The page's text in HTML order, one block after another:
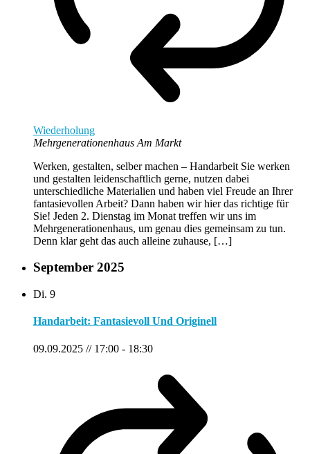
Wiederholung
Mehrgenerationenhaus Am Markt
Werken, gestalten, selber machen – Handarbeit Sie werken
und gestalten leidenschaftlich gerne, nutzen dabei
unterschiedliche Materialien und haben viel Freude an Ihrer
fantasievollen Arbeit? Dann haben wir hier das richtige für
Sie! Jeden 2. Dienstag im Monat treffen wir uns im
Mehrgenerationenhaus, um genau dies gemeinsam zu tun.
Denn klar geht das auch alleine zuhause, […]
September 2025
Di. 9
Handarbeit: Fantasievoll Und Originell
09.09.2025 // 17:00 - 18:30